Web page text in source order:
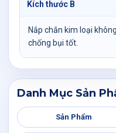
Kích thước B
Nắp chắn kim loại
chống bụi tốt.
Danh Mục Sản
Sản Phẩm